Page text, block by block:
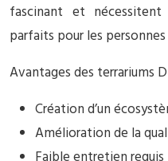
fascinant et
parfaits pour les
Avantages des terrariums
Création d’un
Amélioration de la